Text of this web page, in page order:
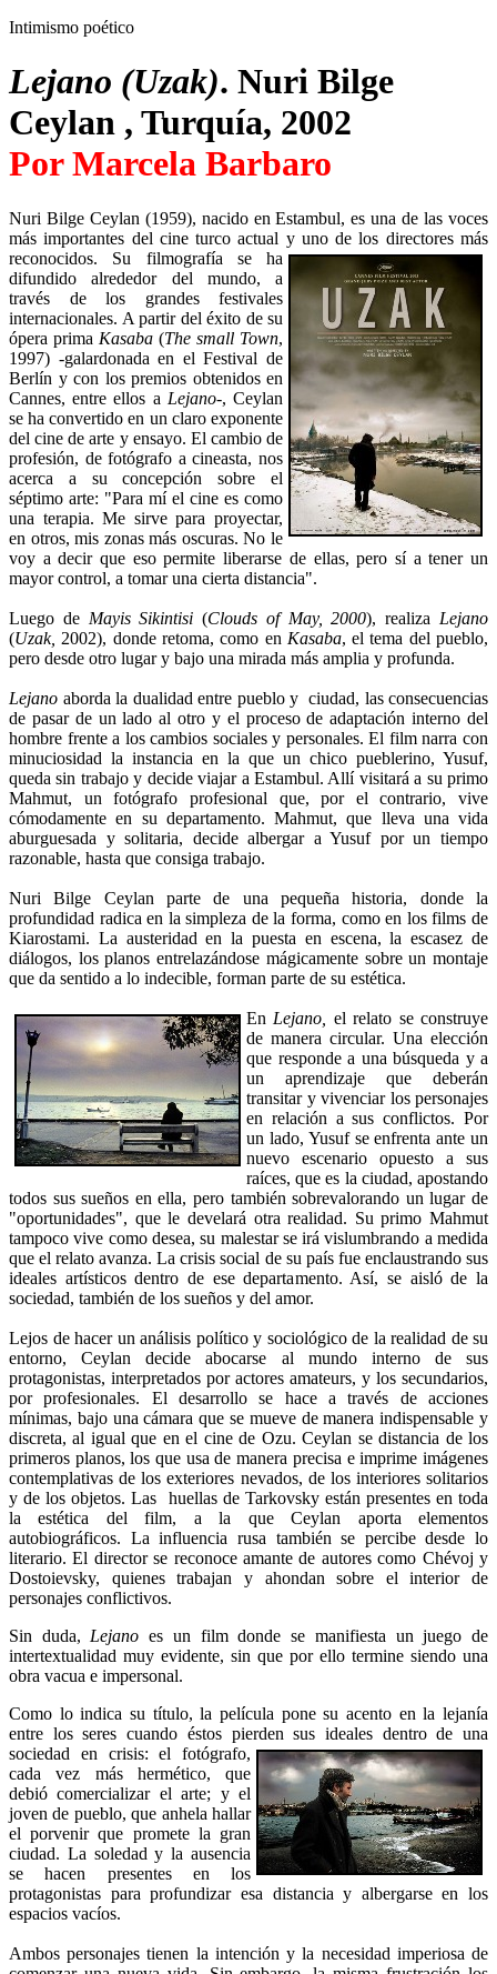
Intimismo poético
Lejano (Uzak). Nuri Bilge
Ceylan , Turquía, 2002
Por Marcela Barbaro
Nuri Bilge Ceylan (1959), nacido en Estambul, es una de las voces
más importantes del cine turco actual y uno de los directores más
reconocidos. Su filmografía se ha
difundido alrededor del mundo, a
través de los grandes festivales
internacionales. A partir del éxito de su
ópera prima Kasaba (The small Town,
1997) -galardonada en el Festival de
Berlín y con los premios obtenidos en
Cannes, entre ellos a Lejano-, Ceylan
se ha convertido en un claro exponente
del cine de arte y ensayo. El cambio de
profesión, de fotógrafo a cineasta, nos
acerca a su concepción sobre el
séptimo arte: "Para mí el cine es como
una terapia. Me sirve para proyectar,
en otros, mis zonas más oscuras. No le
voy a decir que eso permite liberarse de ellas, pero sí a tener un
mayor control, a tomar una cierta distancia".
Luego de Mayis Sikintisi (Clouds of May, 2000), realiza Lejano
(Uzak, 2002), donde retoma, como en Kasaba, el tema del pueblo,
pero desde otro lugar y bajo una mirada más amplia y profunda.
Lejano aborda la dualidad entre pueblo y ciudad, las consecuencias
de pasar de un lado al otro y el proceso de adaptación interno del
hombre frente a los cambios sociales y personales. El film narra con
minuciosidad la instancia en la que un chico pueblerino, Yusuf,
queda sin trabajo y decide viajar a Estambul. Allí visitará a su primo
Mahmut, un fotógrafo profesional que, por el contrario, vive
cómodamente en su departamento. Mahmut, que lleva una vida
aburguesada y solitaria, decide albergar a Yusuf por un tiempo
razonable, hasta que consiga trabajo.
Nuri Bilge Ceylan parte de una pequeña historia, donde la
profundidad radica en la simpleza de la forma, como en los films de
Kiarostami. La austeridad en la puesta en escena, la escasez de
diálogos, los planos entrelazándose mágicamente sobre un montaje
que da sentido a lo indecible, forman parte de su estética.
En Lejano,
el relato se construye
de manera circular. Una elección
que responde a una búsqueda y a
un aprendizaje que deberán
transitar y vivenciar los personajes
en relación a sus conflictos. Por
un lado, Yusuf se enfrenta ante un
nuevo escenario opuesto a sus
raíces, que es la ciudad, apostando
todos sus sueños en ella, pero también sobrevalorando un lugar de
"oportunidades", que le develará otra realidad. Su primo Mahmut
tampoco vive como desea, su malestar se irá vislumbrando a medida
que el relato avanza. La crisis social de su país fue enclaustrando sus
ideales artísticos dentro de ese departamento. Así, se aisló de la
sociedad, también de los sueños y del amor.
Lejos de hacer un análisis político y sociológico de la realidad de su
entorno, Ceylan decide abocarse al mundo interno de sus
protagonistas, interpretados por actores amateurs, y los secundarios,
por profesionales. El desarrollo se hace a través de acciones
mínimas, bajo una cámara que se mueve de manera indispensable y
discreta, al igual que en el cine de Ozu. Ceylan se distancia de los
primeros planos, los que usa de manera precisa e imprime imágenes
contemplativas de los exteriores nevados, de los interiores solitarios
y de los objetos. Las huellas de Tarkovsky están presentes en toda
la estética del film, a la que Ceylan aporta elementos
autobiográficos. La influencia rusa también se percibe desde lo
literario. El director se reconoce amante de autores como Chévoj y
Dostoievsky, quienes trabajan y ahondan sobre el interior de
personajes conflictivos.
Sin duda, Lejano es un film donde se manifiesta un juego de
intertextualidad muy evidente, sin que por ello termine siendo una
obra vacua e impersonal.
Como lo indica su título, la película pone su acento en la lejanía
entre los seres cuando éstos pierden sus ideales dentro de una
sociedad en crisis: el fotógrafo,
cada vez más hermético, que
debió comercializar el arte; y el
joven de pueblo, que anhela hallar
el porvenir que promete la gran
ciudad. La soledad y la ausencia
se hacen presentes en los
protagonistas para profundizar esa distancia y albergarse en los
espacios vacíos.
Ambos personajes tienen la intención y la necesidad imperiosa de